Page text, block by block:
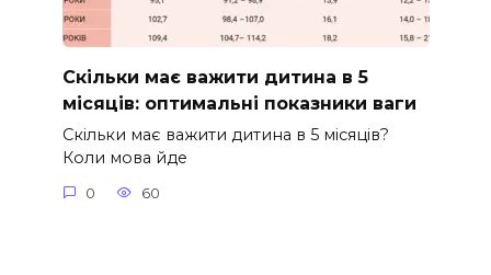
Скільки має важити дитина в 5
місяців: оптимальні показники ваги
Скільки має важити дитина в 5 місяців?
Коли мова йде
0 60